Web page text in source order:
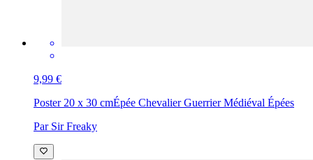
9,99 €
Poster 20 x 30 cmÉpée Chevalier Guerrier Médiéval Épées
Par Sir Freaky